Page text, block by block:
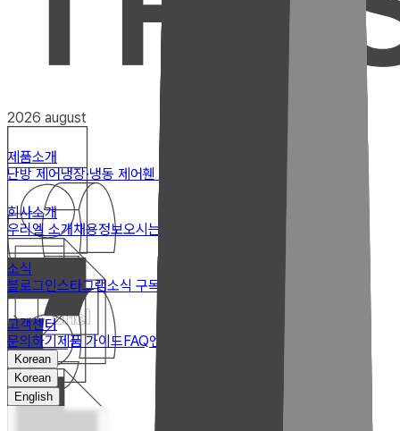
2026 august
제품소개
난방 제어냉장·냉동 제어휀 제어
회사소개
우리엘 소개채용정보오시는길
소식
블로그인스타그램소식 구독
고객센터
문의하기제품 가이드FAQ엔지니어 라운지
Korean
Korean
English